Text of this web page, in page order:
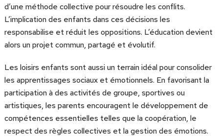
d’une méthode collective pour résoudre les conflits.
L’implication des enfants dans ces décisions les
responsabilise et réduit les oppositions. L’éducation devient
alors un projet commun, partagé et évolutif.
Les loisirs enfants sont aussi un terrain idéal pour consolider
les apprentissages sociaux et émotionnels. En favorisant la
participation à des activités de groupe, sportives ou
artistiques, les parents encouragent le développement de
compétences essentielles telles que la coopération, le
respect des règles collectives et la gestion des émotions.